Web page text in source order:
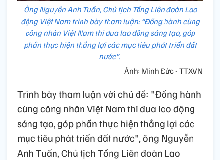
Ông Nguyễn Anh Tuấn, Chủ tịch Tổng Liên đoàn Lao
động Việt Nam trình bày tham luận: “Đồng hành cùng
công nhân Việt Nam thi đua lao động sáng tạo, góp
phần thực hiện thắng lợi các mục tiêu phát triển đất
nước”.
Ảnh: Minh Đức - TTXVN
Trình bày tham luận với chủ đề: "Đồng hành
cùng công nhân Việt Nam thi đua lao động
sáng tạo, góp phần thực hiện thắng lợi các
mục tiêu phát triển đất nước", ông Nguyễn
Anh Tuấn, Chủ tịch Tổng Liên đoàn Lao